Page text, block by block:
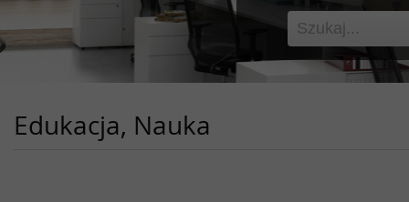
Edukacja, Nauka